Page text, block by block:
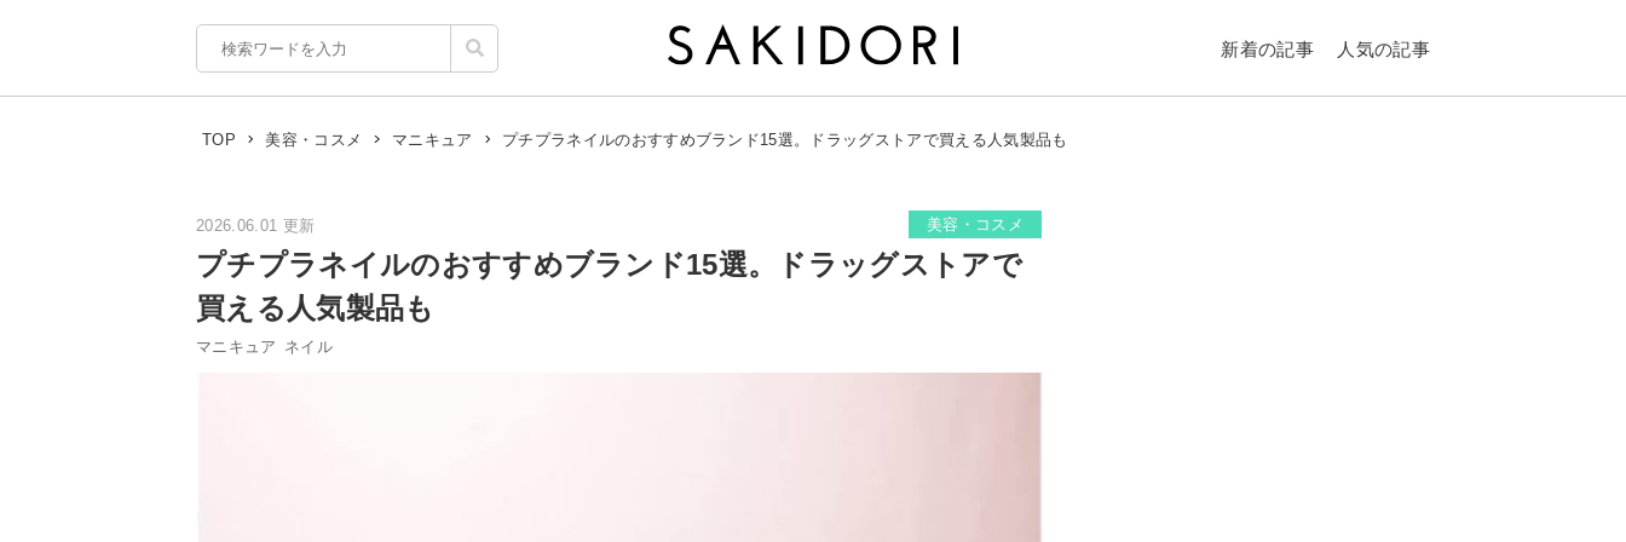
新着の記事 人気の記事
TOP 美容・コスメ マニキュア プチプラネイルのおすすめブランド15選。ドラッグストアで買える人気製品も
2026.06.01 更新 美容・コスメ
プチプラネイルのおすすめブランド15選。ドラッグストアで
買える人気製品も
マニキュア ネイル